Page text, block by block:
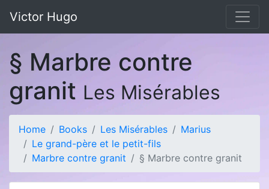
Victor Hugo
§ Marbre contre
granit Les Misérables
Home Books Les Misérables
Marius
Le grand-père et le petit-fils
Marbre contre granit
§ Marbre contre granit